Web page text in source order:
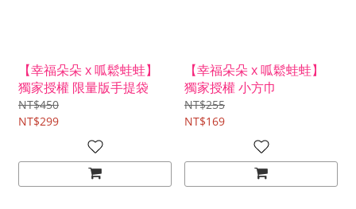
【幸福朵朵 x 呱鬆蛙蛙】
獨家授權 限量版手提袋
NT$450
NT$299
【幸福朵朵 x 呱鬆蛙蛙】
獨家授權 小方巾
NT$255
NT$169